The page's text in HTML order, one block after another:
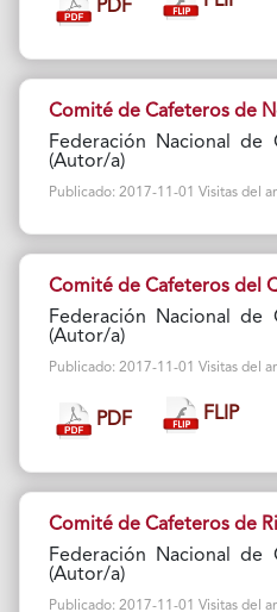
PDF
Comité de Cafeteros de
Federación Nacional de
(Autor/a)
Publicado: 2017-11-01 Visitas del
Comité de Cafeteros del
Federación Nacional de
(Autor/a)
Publicado: 2017-11-01 Visitas del
PDF FLIP
Comité de Cafeteros de
Federación Nacional de
(Autor/a)
Publicado: 2017-11-01 Visitas del